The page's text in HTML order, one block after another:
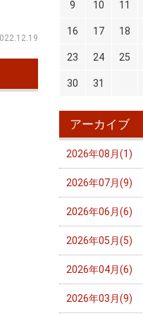
9 10 11
16 17 18
23 24 25
30 31
アーカイブ
2026年08月(1)
2026年07月(9)
2026年06月(6)
2026年05月(5)
2026年04月(6)
2026年03月(9)